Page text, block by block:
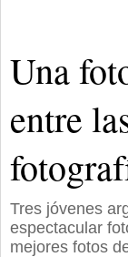
Una
entre
Tres jóvenes
espectacular
mejores fotos